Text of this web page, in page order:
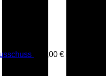
980,00 €